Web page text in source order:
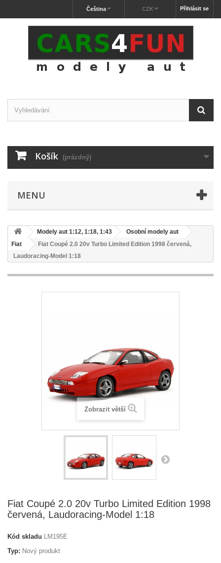
Přihlásit se
CZK
Čeština
Košík (prázdný)
MENU
Modely aut 1:12, 1:18, 1:43
Osobní modely aut
Fiat
Fiat Coupé 2.0 20v Turbo Limited Edition 1998 červená,
Laudoracing-Model 1:18
Zobrazit větší
Fiat Coupé 2.0 20v Turbo Limited Edition 1998
červená, Laudoracing-Model 1:18
Kód skladu LM195E
Typ: Nový produkt